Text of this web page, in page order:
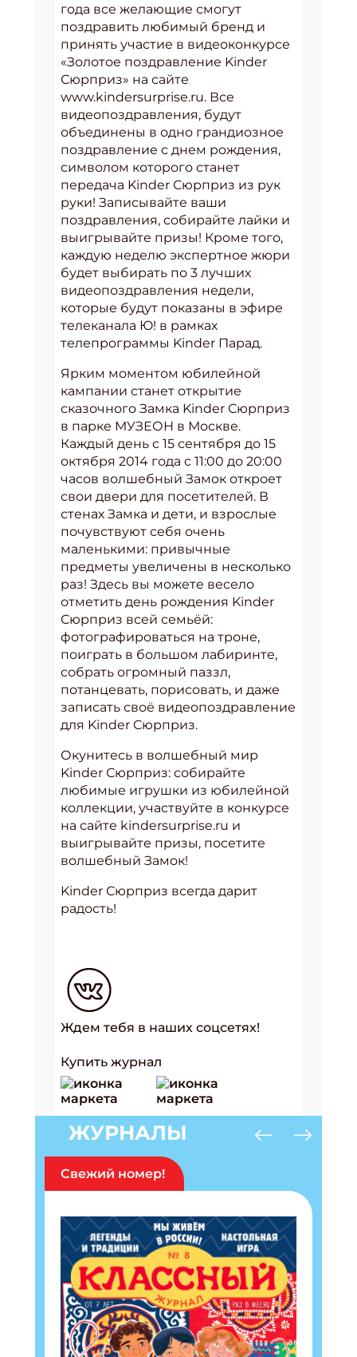
года все желающие смогут
поздравить любимый бренд и
принять участие в видеоконкурсе
«Золотое поздравление Kinder
Сюрприз» на сайте
www.kindersurprise.ru. Все
видеопоздравления, будут
объединены в одно грандиозное
поздравление с днем рождения,
символом которого станет
передача Kinder Сюрприз из рук
руки! Записывайте ваши
поздравления, собирайте лайки и
выигрывайте призы! Кроме того,
каждую неделю экспертное жюри
будет выбирать по 3 лучших
видеопоздравления недели,
которые будут показаны в эфире
телеканала Ю! в рамках
телепрограммы Kinder Парад.
Ярким моментом юбилейной
кампании станет открытие
сказочного Замка Kinder Сюрприз
в парке МУЗЕОН в Москве.
Каждый день с 15 сентября до 15
октября 2014 года с 11:00 до 20:00
часов волшебный Замок откроет
свои двери для посетителей. В
стенах Замка и дети, и взрослые
почувствуют себя очень
маленькими: привычные
предметы увеличены в несколько
раз! Здесь вы можете весело
отметить день рождения Kinder
Сюрприз всей семьёй:
фотографироваться на троне,
поиграть в большом лабиринте,
собрать огромный паззл,
потанцевать, порисовать, и даже
записать своё видеопоздравление
для Kinder Сюрприз.
Окунитесь в волшебный мир
Kinder Сюрприз: собирайте
любимые игрушки из юбилейной
коллекции, участвуйте в конкурсе
на сайте kindersurprise.ru и
выигрывайте призы, посетите
волшебный Замок!
Kinder Сюрприз всегда дарит
радость!
Ждем тебя в наших соцсетях!
Купить журнал
ЖУРНАЛЫ
Свежий номер!